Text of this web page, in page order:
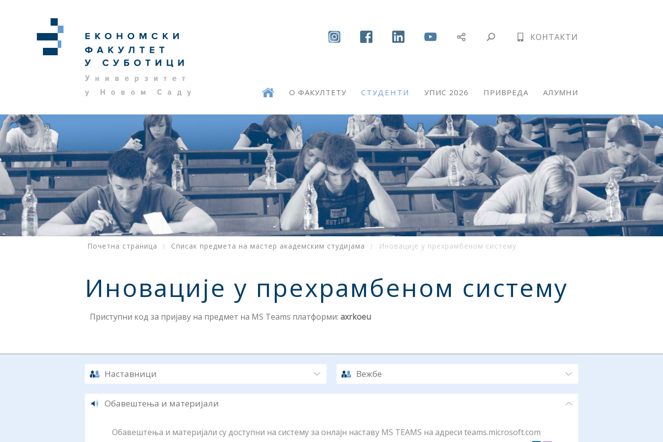
КОНТАКТИ
О ФАКУЛТЕТУ СТУДЕНТИ УПИС 2026 ПРИВРЕДА АЛУМНИ
Почетна страница Списак предмета на мастер академским студијама Иновације у прехрамбеном систему
Иновације у прехрамбеном систему
Приступни код за пријаву на предмет на MS Teams платформи: axrkoeu
Наставници Вежбе
Обавештења и материјали
Обавештења и материјали су доступни на систему за онлајн наставу MS TEAMS на адреси teams.microsoft.com